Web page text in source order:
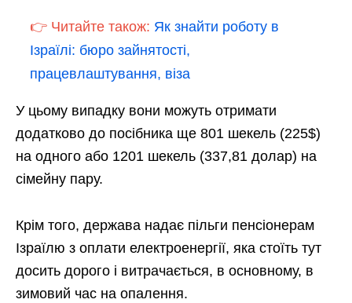
👉 Читайте також: Як знайти роботу в
Ізраїлі: бюро зайнятості,
працевлаштування, віза
У цьому випадку вони можуть отримати
додатково до посібника ще 801 шекель (225$)
на одного або 1201 шекель (337,81 долар) на
сімейну пару.
Крім того, держава надає пільги пенсіонерам
Ізраїлю з оплати електроенергії, яка стоїть тут
досить дорого і витрачається, в основному, в
зимовий час на опалення.